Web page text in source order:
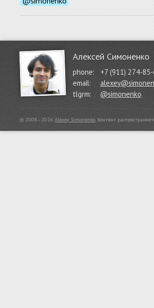
Алексей Симоненко
phone:
+7 (911) 274-
email:
tlgrm:
@simonenko
© 2008—2026 Alexey Simonenko. Контент